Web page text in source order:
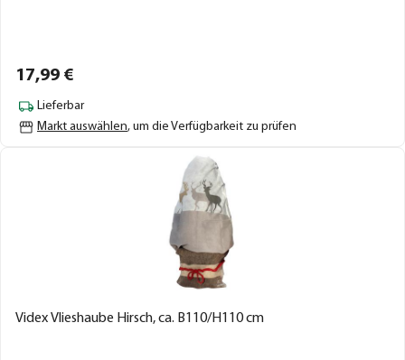
17,99 €
Lieferbar
Markt auswählen, um die Verfügbarkeit zu prüfen
Videx Vlieshaube Hirsch, ca. B110/H110 cm